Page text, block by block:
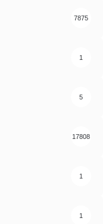
7875
1
5
17808
1
1